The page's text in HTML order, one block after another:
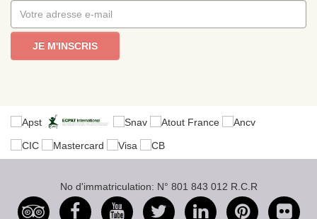
JE M'INSCRIS
No d'immatriculation: N° 801 843 012 R.C.R